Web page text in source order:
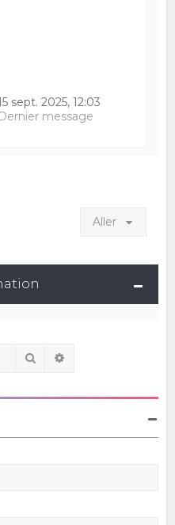
sept. 2025, 12:03
Dernier message
Aller
Rechercher